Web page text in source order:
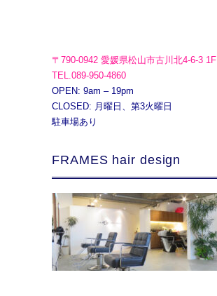
〒790-0942 愛媛県松山市古川北4-6-3 1F
TEL.089-950-4860
OPEN: 9am – 19pm
CLOSED: 月曜日、第3火曜日
駐車場あり
FRAMES hair design